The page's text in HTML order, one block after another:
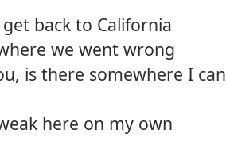
back to California
we went wrong
is there somewhere I can
here on my own